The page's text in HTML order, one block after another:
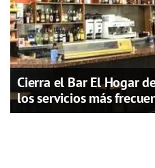
Cierra el Bar El Hogar
los servicios más